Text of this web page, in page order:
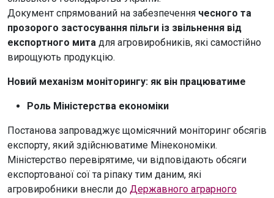
Документ спрямований на забезпечення чесного та
прозорого застосування пільги із звільнення від
експортного мита для агровиробників, які самостійно
вирощують продукцію.
Новий механізм моніторингу: як він працюватиме
Роль Міністерства економіки
Постанова запроваджує щомісячний моніторинг обсягів
експорту, який здійснюватиме Мінекономіки.
Міністерство перевірятиме, чи відповідають обсяги
експортованої сої та ріпаку тим даним, які
агровиробники внесли до Державного аграрного